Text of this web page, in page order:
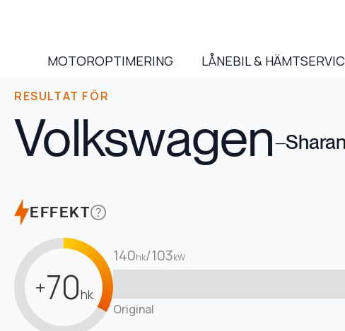
MOTOROPTIMERING LÅNEBIL &
RESULTAT FÖR
Volkswagen–Sharan
EFFEKT
+70hk
140hk/103kW
Original